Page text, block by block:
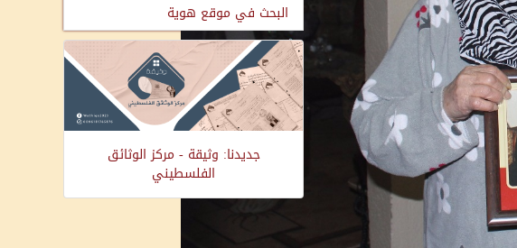
البحث في موقع هوية
جديدنا: وثيقة - مركز الوثائق
الفلسطيني